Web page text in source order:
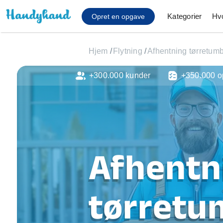
Opret en opgave Kategorier
Affaldsfjernelse
Afhentning af
Anlæg af terrasse
Cykel reparation
Flyttehjælp
Gulvlaminering
Hårde hvidevare
Hjælp til mobil, pc, tv
Installation af
Møbelsamling og
Ophængning af
Hjem / Flytning /Afhentning
+300.000 kunder +350.000